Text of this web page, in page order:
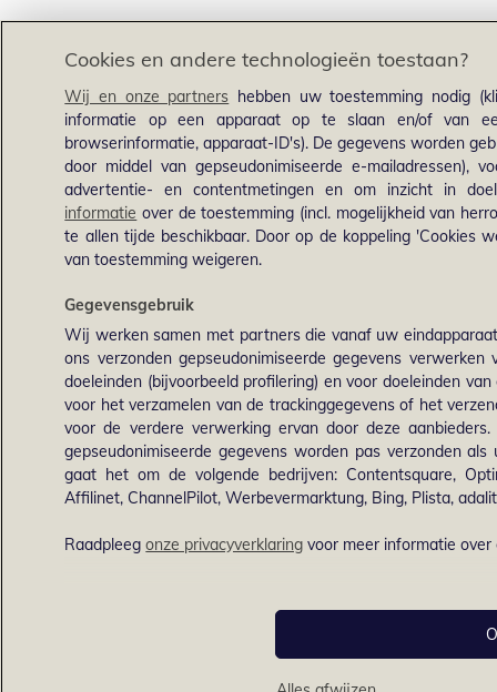
Cookies en andere technologieën toestaan?
Wij en onze partners hebben uw toestemming nodig
informatie op een apparaat op te slaan en/of van
browserinformatie, apparaat-ID's). De gegevens worden
door middel van gepseudonimiseerde e-mailadressen),
advertentie- en contentmetingen en om inzicht in
informatie over de toestemming (incl. mogelijkheid van
te allen tijde beschikbaar. Door op de koppeling 'Cookies
van toestemming weigeren.
Gegevensgebruik
Wij werken samen met partners die vanaf uw
ons verzonden gepseudonimiseerde gegevens
doeleinden (bijvoorbeeld profilering) en voor doeleinden
voor het verzamelen van de trackinggegevens of het
voor de verdere verwerking ervan door deze
gepseudonimiseerde gegevens worden pas verzonden
gaat het om de volgende bedrijven: Contentsquare,
Affilinet, ChannelPilot, Werbevermarktung, Bing, Plista,
Raadpleegonze privacyverklaring voor meer informatie